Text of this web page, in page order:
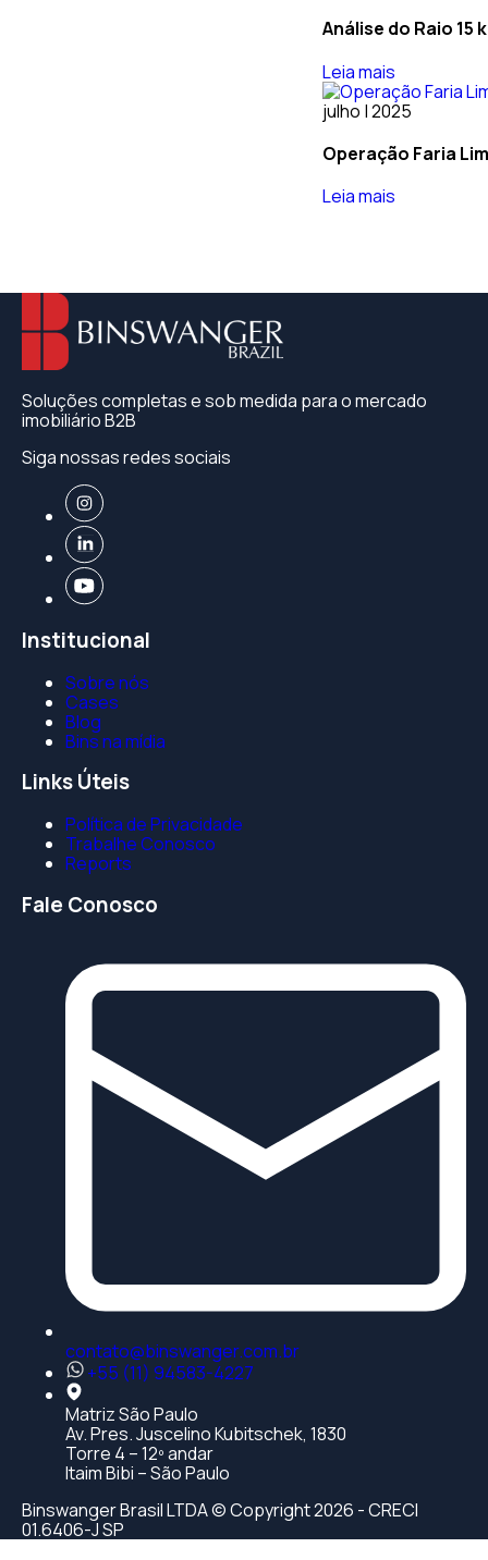
Análise do Raio 15
Leia mais
julho | 2025
Operação Faria
Leia mais
Soluções completas e sob medida para o mercado
imobiliário B2B
Siga nossas redes sociais
Institucional
Sobre nós
Cases
Blog
Bins na mídia
Links Úteis
Política de Privacidade
Trabalhe Conosco
Reports
Fale Conosco
contato@binswanger.com.br
+55 (11) 94583-4227
Matriz São Paulo
Av. Pres. Juscelino Kubitschek, 1830
Torre 4 – 12º andar
Itaim Bibi – São Paulo
Binswanger Brasil LTDA © Copyright 2026 - CRECI
01.6406-J SP